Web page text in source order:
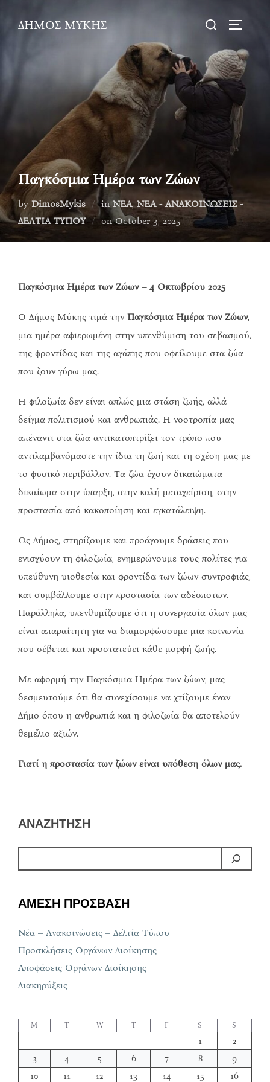
ΔΗΜΟΣ ΜΥΚΗΣ
Search
Παγκόσμια Ημέρα των Ζώων
by DimosMykis inΝΕΑ, ΝΕΑ - ΑΝΑΚΟΙΝΩΣΕΙΣ -
ΔΕΛΤΙΑ ΤΥΠΟΥ
onPosted
October 3, 2025
Παγκόσμια Ημέρα των Ζώων – 4 Οκτωβρίου 2025
Ο Δήμος Μύκης τιμά την Παγκόσμια Ημέρα των Ζώων,
μια ημέρα αφιερωμένη στην υπενθύμιση του σεβασμού,
της φροντίδας και της αγάπης που οφείλουμε στα ζώα
που ζουν γύρω μας.
Η φιλοζωία δεν είναι απλώς μια στάση ζωής, αλλά
δείγμα πολιτισμού και ανθρωπιάς. Η νοοτροπία μας
απέναντι στα ζώα αντικατοπτρίζει τον τρόπο που
αντιλαμβανόμαστε την ίδια τη ζωή και τη σχέση μας με
το φυσικό περιβάλλον. Τα ζώα έχουν δικαιώματα –
δικαίωμα στην ύπαρξη, στην καλή μεταχείριση, στην
προστασία από κακοποίηση και εγκατάλειψη.
Ως Δήμος, στηρίζουμε και προάγουμε δράσεις που
ενισχύουν τη φιλοζωία, ενημερώνουμε τους πολίτες για
υπεύθυνη υιοθεσία και φροντίδα των ζώων συντροφιάς,
και συμβάλλουμε στην προστασία των αδέσποτων.
Παράλληλα, υπενθυμίζουμε ότι η συνεργασία όλων μας
είναι απαραίτητη για να διαμορφώσουμε μια κοινωνία
που σέβεται και προστατεύει κάθε μορφή ζωής.
Με αφορμή την Παγκόσμια Ημέρα των ζώων, μας
δεσμευτούμε ότι θα συνεχίσουμε να χτίζουμε έναν
Δήμο όπου η ανθρωπιά και η φιλοζωία θα αποτελούν
θεμέλιο αξιών.
Γιατί η προστασία των ζώων είναι υπόθεση όλων μας.
ΑΝΑΖΗΤΗΣΗ
ΑΜΕΣΗ ΠΡΟΣΒΑΣΗ
Νέα – Ανακοινώσεις – Δελτία Τύπου
Προσκλήσεις Οργάνων Διοίκησης
Αποφάσεις Οργάνων Διοίκησης
Διακηρύξεις
M T W T F S S
1
2
3
4 5 6 7 8
9
10
11 12 13 14 15 16